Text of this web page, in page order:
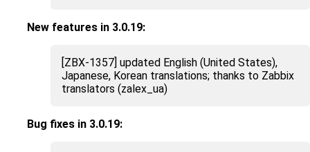
New features in 3.0.19:
[ZBX-1357] updated English (United States),
Japanese, Korean translations; thanks to Zabbix
translators (zalex_ua)
Bug fixes in 3.0.19: